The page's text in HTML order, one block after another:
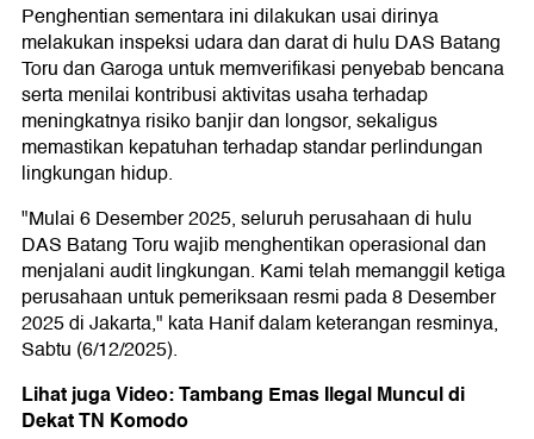
Penghentian sementara ini dilakukan usai dirinya
melakukan inspeksi udara dan darat di hulu DAS Batang
Toru dan Garoga untuk memverifikasi penyebab bencana
serta menilai kontribusi aktivitas usaha terhadap
meningkatnya risiko banjir dan longsor, sekaligus
memastikan kepatuhan terhadap standar perlindungan
lingkungan hidup.
"Mulai 6 Desember 2025, seluruh perusahaan di hulu
DAS Batang Toru wajib menghentikan operasional dan
menjalani audit lingkungan. Kami telah memanggil ketiga
perusahaan untuk pemeriksaan resmi pada 8 Desember
2025 di Jakarta," kata Hanif dalam keterangan resminya,
Sabtu (6/12/2025).
Lihat juga Video: Tambang Emas Ilegal Muncul di
Dekat TN Komodo